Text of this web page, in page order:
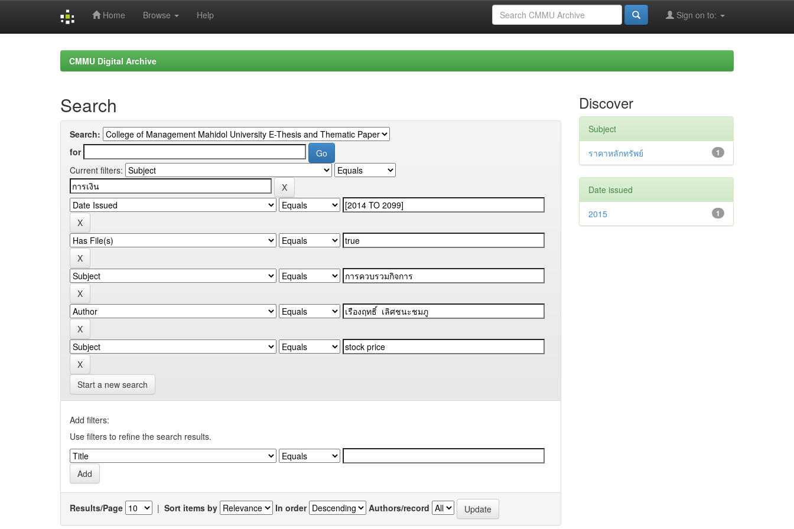
Home Browse Help Sign on to:
CMMU Digital Archive
Search
Search:
for
Current filters:
Start a new search
Add filters:
Use filters to refine the search results.
Results/Page | Sort items by In order Authors/record
Discover
Subject
1
ราคาหลักทรัพย์
Date issued
1
2015